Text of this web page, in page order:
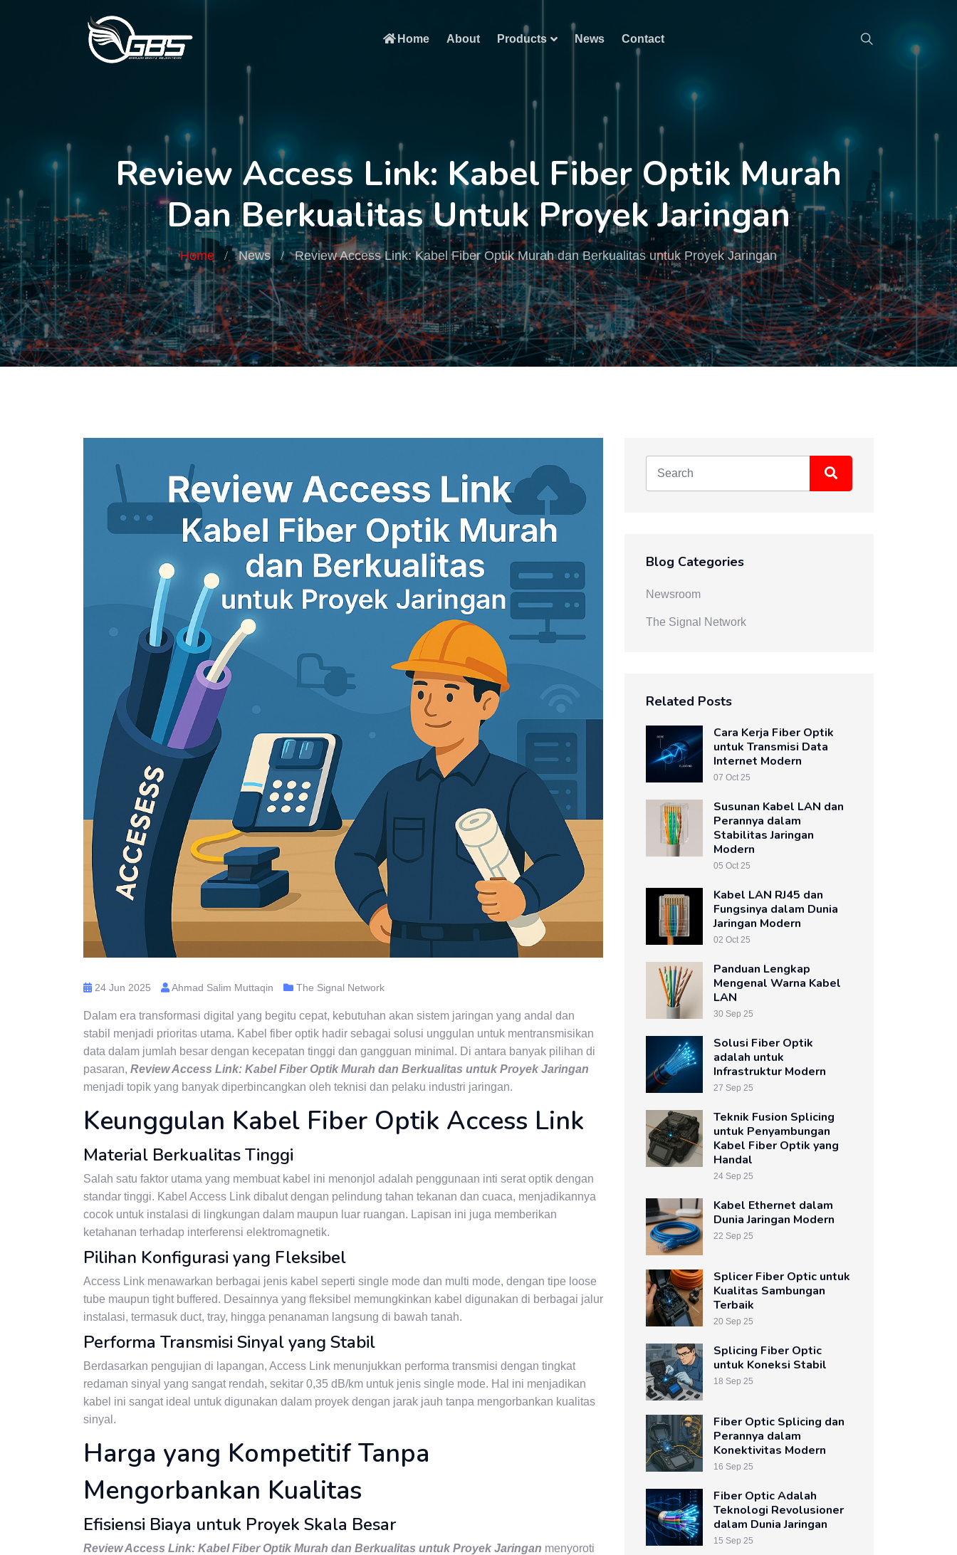
Home About Products News Contact
Review Access Link: Kabel Fiber Optik Murah
Dan Berkualitas Untuk Proyek Jaringan
Home News Review Access Link: Kabel Fiber Optik Murah dan Berkualitas untuk Proyek Jaringan
24 Jun 2025 Ahmad Salim Muttaqin The Signal Network
Dalam era transformasi digital yang begitu cepat, kebutuhan akan sistem jaringan yang andal dan
stabil menjadi prioritas utama. Kabel fiber optik hadir sebagai solusi unggulan untuk mentransmisikan
data dalam jumlah besar dengan kecepatan tinggi dan gangguan minimal. Di antara banyak pilihan di
pasaran, Review Access Link: Kabel Fiber Optik Murah dan Berkualitas untuk Proyek Jaringan
menjadi topik yang banyak diperbincangkan oleh teknisi dan pelaku industri jaringan.
Keunggulan Kabel Fiber Optik Access Link
Material Berkualitas Tinggi
Salah satu faktor utama yang membuat kabel ini menonjol adalah penggunaan inti serat optik dengan
standar tinggi. Kabel Access Link dibalut dengan pelindung tahan tekanan dan cuaca, menjadikannya
cocok untuk instalasi di lingkungan dalam maupun luar ruangan. Lapisan ini juga memberikan
ketahanan terhadap interferensi elektromagnetik.
Pilihan Konfigurasi yang Fleksibel
Access Link menawarkan berbagai jenis kabel seperti single mode dan multi mode, dengan tipe loose
tube maupun tight buffered. Desainnya yang fleksibel memungkinkan kabel digunakan di berbagai jalur
instalasi, termasuk duct, tray, hingga penanaman langsung di bawah tanah.
Performa Transmisi Sinyal yang Stabil
Berdasarkan pengujian di lapangan, Access Link menunjukkan performa transmisi dengan tingkat
redaman sinyal yang sangat rendah, sekitar 0,35 dB/km untuk jenis single mode. Hal ini menjadikan
kabel ini sangat ideal untuk digunakan dalam proyek dengan jarak jauh tanpa mengorbankan kualitas
sinyal.
Harga yang Kompetitif Tanpa
Mengorbankan Kualitas
Efisiensi Biaya untuk Proyek Skala Besar
Review Access Link: Kabel Fiber Optik Murah dan Berkualitas untuk Proyek Jaringan menyoroti
Blog Categories
Newsroom
The Signal Network
Related Posts
Cara Kerja Fiber Optik
untuk Transmisi Data
Internet Modern
07 Oct 25
Susunan Kabel LAN dan
Perannya dalam
Stabilitas Jaringan
Modern
05 Oct 25
Kabel LAN RJ45 dan
Fungsinya dalam Dunia
Jaringan Modern
02 Oct 25
Panduan Lengkap
Mengenal Warna Kabel
LAN
30 Sep 25
Solusi Fiber Optik
adalah untuk
Infrastruktur Modern
27 Sep 25
Teknik Fusion Splicing
untuk Penyambungan
Kabel Fiber Optik yang
Handal
24 Sep 25
Kabel Ethernet dalam
Dunia Jaringan Modern
22 Sep 25
Splicer Fiber Optic untuk
Kualitas Sambungan
Terbaik
20 Sep 25
Splicing Fiber Optic
untuk Koneksi Stabil
18 Sep 25
Fiber Optic Splicing dan
Perannya dalam
Konektivitas Modern
16 Sep 25
Fiber Optic Adalah
Teknologi Revolusioner
dalam Dunia Jaringan
15 Sep 25